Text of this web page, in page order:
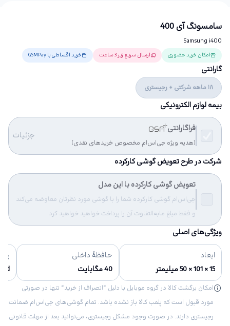
سامسونگ آی 400
Samsung i400
امکان خرید حضوری ارسال سریع زیر 3 ساعت خرید اقساطی با GSMPay
گارانتی
18 ماهه شرکتی + رجیستری
بیمه لوازم الکترونیکی
فراگارانتی
(هدیه ویژه جی‌اس‌ام مخصوص خریدهای نقدی)
جزئیات
شرکت در طرح تعویض گوشی کارکرده
تعویض گوشی کارکرده با این مدل
جی‌اس‌ام گوشی کارکرده شما را با گوشی مورد نظرتان معاوضه می‌کند
و فقط مبلغ مابه‌التفاوت آن را پرداخت خواهید خواهید کرد.
ویژگی‌های اصلی
ابعاد
15 × 101 × 50 میلیمتر
حافظهٔ داخلی
40 مگابایت
امکان برگشت کالا در گروه موبایل با دلیل “انصراف از خرید“ تنها در صورتی
مورد قبول است که پلمب کالا باز نشده باشد. تمام گوشی‌های جی‌اس‌ام ضمانت
رجیستری دارند. در صورت وجود مشکل رجیستری، می‌توانید بعد از مهلت قانونی